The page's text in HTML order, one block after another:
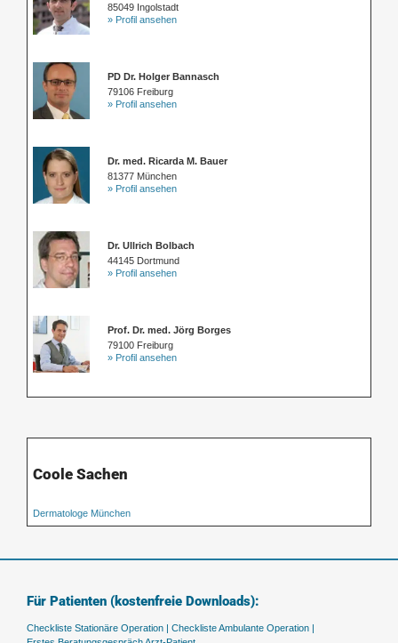
85049 Ingolstadt
» Profil ansehen
PD Dr. Holger Bannasch
79106 Freiburg
» Profil ansehen
Dr. med. Ricarda M. Bauer
81377 München
» Profil ansehen
Dr. Ullrich Bolbach
44145 Dortmund
» Profil ansehen
Prof. Dr. med. Jörg Borges
79100 Freiburg
» Profil ansehen
Coole Sachen
Dermatologe München
Für Patienten (kostenfreie Downloads):
Checkliste Stationäre Operation |
Checkliste Ambulante Operation |